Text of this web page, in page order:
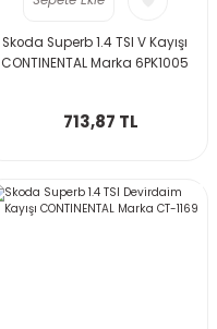
Skoda Superb 1.4 TSI V Kayışı
CONTINENTAL Marka 6PK1005
713,87 TL